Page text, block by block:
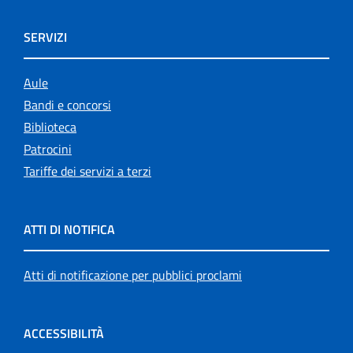
SERVIZI
Aule
Bandi e concorsi
Biblioteca
Patrocini
Tariffe dei servizi a terzi
ATTI DI NOTIFICA
Atti di notificazione per pubblici proclami
ACCESSIBILITÀ